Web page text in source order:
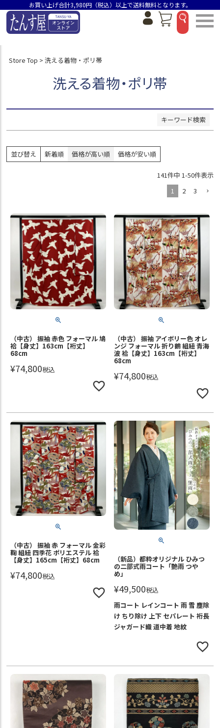
お買い上げ合計3,980円（税込）以上で送料無料となります。
Store Top 洗える着物・ポリ帯
洗える着物・ポリ帯
キーワード検索
並び順
価格が高い順
並び替え 新着順 価格が高い順 価格が安い順
141件中 1-50件表示
1
2 3
（中古） 振袖 赤色 フォーマル 鳩
袷【身丈】163cm【裄丈】
68cm
¥74,800税込
（中古） 振袖 アイボリー色 オレ
ンジ フォーマル 折り鶴 組紐 青海
波 袷【身丈】163cm【裄丈】
68cm
¥74,800税込
（中古） 振袖 赤 フォーマル 金彩
鞠 組紐 四季花 ポリエステル 袷
【身丈】165cm【裄丈】68cm
¥74,800税込
（新品）都粋オリジナル ひみつ
の二部式雨コート「艶雨 つや
め」
¥49,500税込
雨コート レインコート 雨 雪 塵除
け ちり除け 上下 セパレート 裄長
ジャガード織 道中着 地紋